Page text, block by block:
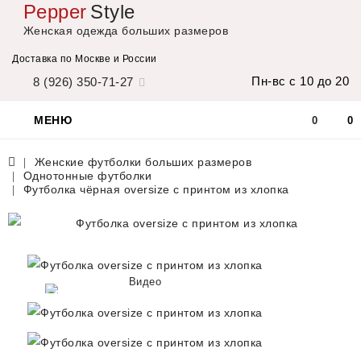
Pepper Style
Женская одежда больших размеров
Доставка по Москве и России
8 (926) 350-71-27 Пн-вс с 10 до 20
МЕНЮ 0 0
Женские футболки больших размеров
Однотонные футболки
Футболка чёрная oversize с принтом из хлопка
Видео